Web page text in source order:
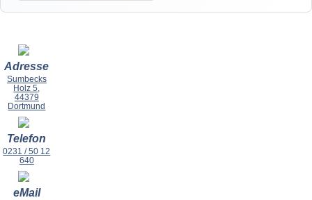
Adresse
Sumbecks
Holz 5,
44379
Dortmund
Telefon
0231 / 50 12
640
eMail